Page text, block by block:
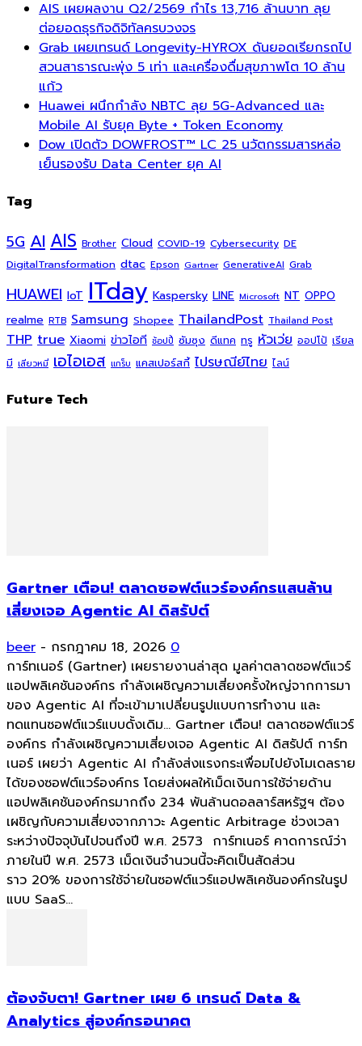
AIS เผยผลงาน Q2/2569 กำไร 13,716 ล้านบาท ลุย
ต่อยอดธุรกิจดิจิทัลครบวงจร
Grab เผยเทรนด์ Longevity-HYROX ดันยอดเรียกรถไป
สวนสาธารณะพุ่ง 5 เท่า และเครื่องดื่มสุขภาพโต 10 ล้าน
แก้ว
Huawei ผนึกกำลัง NBTC ลุย 5G-Advanced และ
Mobile AI รับยุค Byte + Token Economy
Dow เปิดตัว DOWFROST™ LC 25 นวัตกรรมสารหล่อ
เย็นรองรับ Data Center ยุค AI
Tag
5G AI AIS Brother Cloud COVID-19 Cybersecurity DE
DigitalTransformation dtac Epson Gartner GenerativeAI Grab
HUAWEI IoT ITday Kaspersky LINE Microsoft NT OPPO
realme RTB Samsung Shopee ThailandPost Thailand Post
THP true Xiaomi ข่าวไอที ช้อปปี้ ซัมซุง ดีแทค ทรู หัวเว่ย ออปโป้ เรียล
มี เสียวหมี่ เอไอเอส แกร็บ แคสเปอร์สกี้ ไปรษณีย์ไทย ไลน์
Future Tech
Gartner เตือน! ตลาดซอฟต์แวร์องค์กรแสนล้าน
เสี่ยงเจอ Agentic AI ดิสรัปต์
beer - กรกฎาคม 18, 2026 0
การ์ทเนอร์ (Gartner) เผยรายงานล่าสุด มูลค่าตลาดซอฟต์แวร์
แอปพลิเคชันองค์กร กำลังเผชิญความเสี่ยงครั้งใหญ่จากการมา
ของ Agentic AI ที่จะเข้ามาเปลี่ยนรูปแบบการทำงาน และ
ทดแทนซอฟต์แวร์แบบดั้งเดิม... Gartner เตือน! ตลาดซอฟต์แวร์
องค์กร กำลังเผชิญความเสี่ยงเจอ Agentic AI ดิสรัปต์ การ์ท
เนอร์ เผยว่า Agentic AI กำลังส่งแรงกระเพื่อมไปยังโมเดลราย
ได้ของซอฟต์แวร์องค์กร โดยส่งผลให้เม็ดเงินการใช้จ่ายด้าน
แอปพลิเคชันองค์กรมากถึง 234 พันล้านดอลลาร์สหรัฐฯ ต้อง
เผชิญกับความเสี่ยงจากภาวะ Agentic Arbitrage ช่วงเวลา
ระหว่างปัจจุบันไปจนถึงปี พ.ศ. 2573 การ์ทเนอร์ คาดการณ์ว่า
ภายในปี พ.ศ. 2573 เม็ดเงินจำนวนนี้จะคิดเป็นสัดส่วน
ราว 20% ของการใช้จ่ายในซอฟต์แวร์แอปพลิเคชันองค์กรในรูป
แบบ SaaS...
ต้องจับตา! Gartner เผย 6 เทรนด์ Data &
Analytics สู่องค์กรอนาคต